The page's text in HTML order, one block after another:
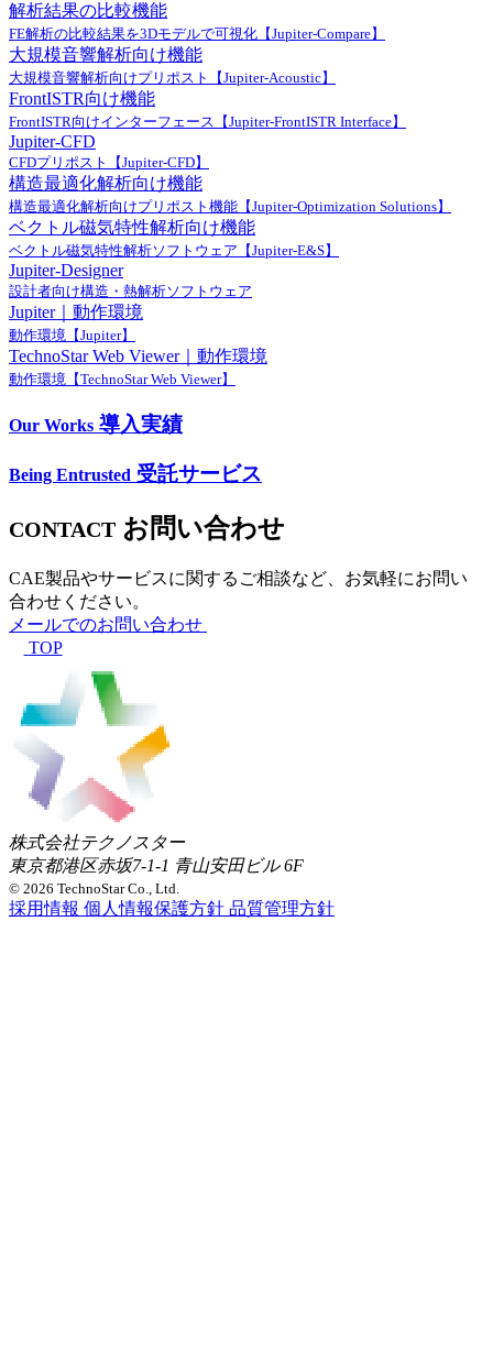
解析結果の比較機能
FE解析の比較結果を3Dモデルで可視化【Jupiter-Compare】
大規模音響解析向け機能
大規模音響解析向けプリポスト【Jupiter-Acoustic】
FrontISTR向け機能
FrontISTR向けインターフェース【Jupiter-FrontISTR Interface】
Jupiter-CFD
CFDプリポスト【Jupiter-CFD】
構造最適化解析向け機能
構造最適化解析向けプリポスト機能【Jupiter-Optimization Solutions】
ベクトル磁気特性解析向け機能
ベクトル磁気特性解析ソフトウェア【Jupiter-E&S】
Jupiter-Designer
設計者向け構造・熱解析ソフトウェア
Jupiter｜動作環境
動作環境【Jupiter】
TechnoStar Web Viewer｜動作環境
動作環境【TechnoStar Web Viewer】
Our Works 導入実績
Being Entrusted 受託サービス
CONTACT お問い合わせ
CAE製品やサービスに関するご相談など、お気軽にお問い
合わせください。
メールでのお問い合わせ
TOP
株式会社テクノスター
東京都港区赤坂7-1-1 青山安田ビル 6F
© 2026 TechnoStar Co., Ltd.
採用情報 個人情報保護方針 品質管理方針